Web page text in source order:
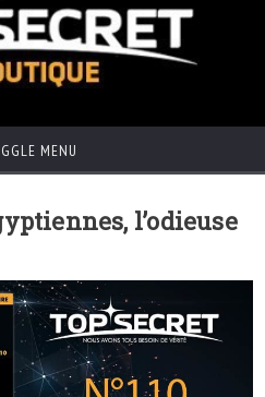
MENU
l’odieuse